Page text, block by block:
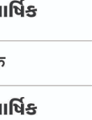
Panchang